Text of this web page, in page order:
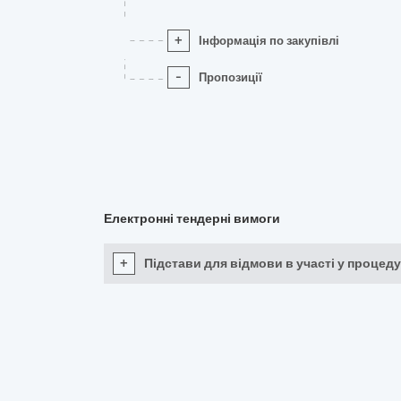
+ Інформація по закупівлі
- Пропозиції
Електронні тендерні вимоги
+ Підстави для відмови в участі у